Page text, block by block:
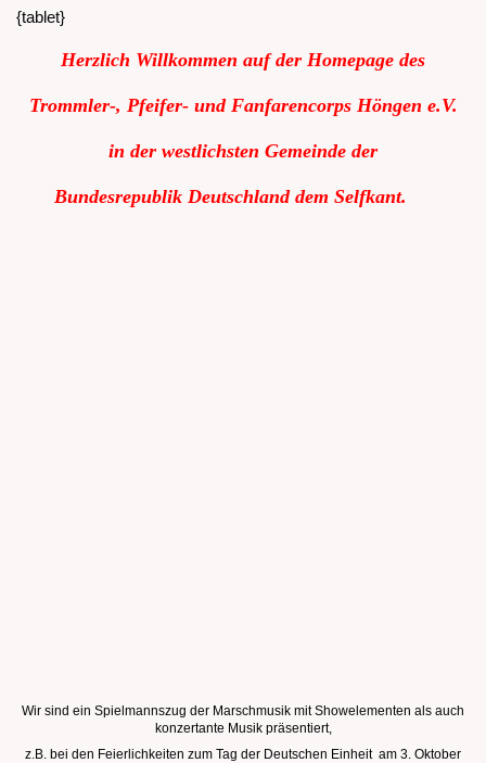
{tablet}
Herzlich Willkommen auf der Homepage des
Trommler-, Pfeifer- und Fanfarencorps Höngen e.V.
in der westlichsten Gemeinde der
Bundesrepublik Deutschland dem Selfkant.
Wir sind ein Spielmannszug der Marschmusik mit Showelementen als auch
konzertante Musik präsentiert,
z.B. bei den Feierlichkeiten zum Tag der Deutschen Einheit am 3. Oktober